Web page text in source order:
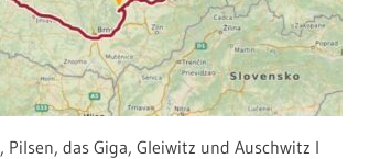
das Giga, Gleiwitz und Auschwitz I